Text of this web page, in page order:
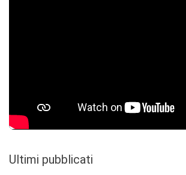
Ultimi pubblicati